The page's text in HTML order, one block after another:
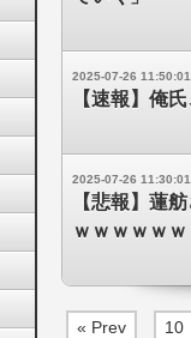
2025-07-26 11:50:01
【速報】俺
2025-07-26 11:30:01
【悲報】蓮
ｗｗｗｗｗｗ
« Prev 10